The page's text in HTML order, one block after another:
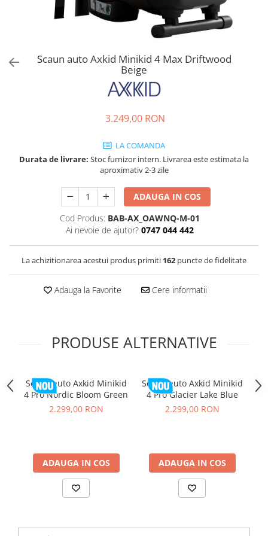
Decoratiuni
Jucarii educative
Jucarii electronice
Scaun auto Axkid Minikid 4 Max Driftwood
Beige
3.249,00 RON
LA COMANDA
Durata de livrare: Stoc furnizor intern. Livrarea este estimata la
aproximativ 2-3 zile
ADAUGA IN COS
Cod Produs: BAB-AX_OAWNQ-M-01
Ai nevoie de ajutor? 0747 044 442
La achizitionarea acestui produs primiti 162 puncte de fidelitate
Adauga la Favorite Cere informatii
PRODUSE ALTERNATIVE
Scaun auto Axkid Minikid
4 Pro Nordic Bloom Green
2.299,00 RON
ADAUGA IN COS
Scaun auto Axkid Minikid
4 Pro Glacier Lake Blue
2.299,00 RON
ADAUGA IN COS